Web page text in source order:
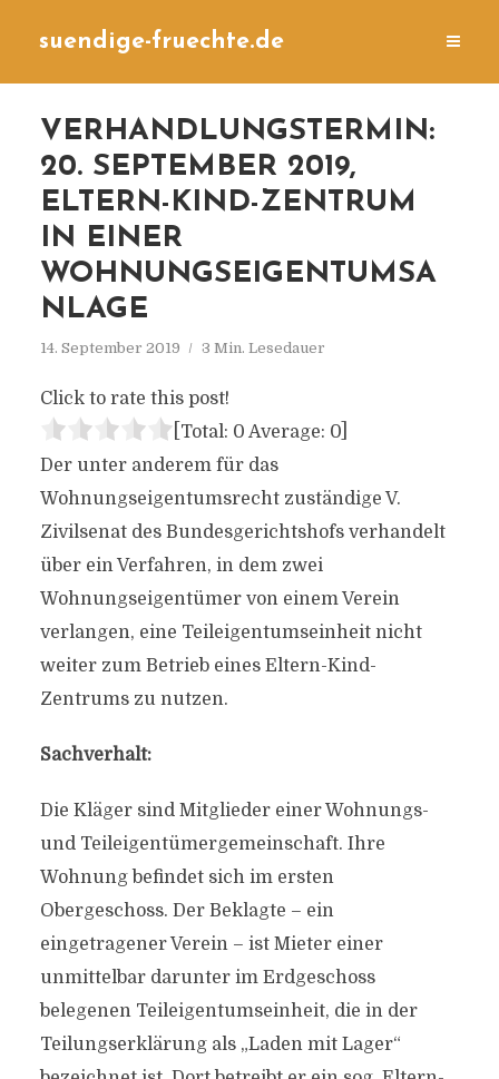
suendige-fruechte.de
VERHANDLUNGSTERMIN:
20. SEPTEMBER 2019,
ELTERN-KIND-ZENTRUM
IN EINER
WOHNUNGSEIGENTUMSA
NLAGE
14. September 2019 3 Min. Lesedauer
Click to rate this post!
[Total: 0 Average: 0]
Der unter anderem für das
Wohnungseigentumsrecht zuständige V.
Zivilsenat des Bundesgerichtshofs verhandelt
über ein Verfahren, in dem zwei
Wohnungseigentümer von einem Verein
verlangen, eine Teileigentumseinheit nicht
weiter zum Betrieb eines Eltern-Kind-
Zentrums zu nutzen.
Sachverhalt:
Die Kläger sind Mitglieder einer Wohnungs-
und Teileigentümergemeinschaft. Ihre
Wohnung befindet sich im ersten
Obergeschoss. Der Beklagte – ein
eingetragener Verein – ist Mieter einer
unmittelbar darunter im Erdgeschoss
belegenen Teileigentumseinheit, die in der
Teilungserklärung als „Laden mit Lager“